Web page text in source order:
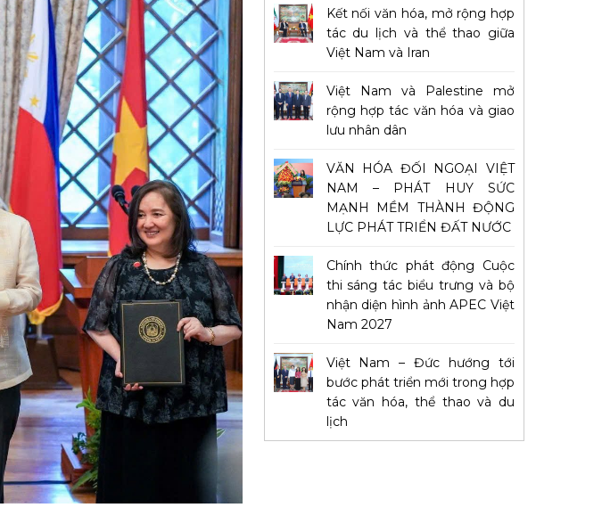
Kết nối văn hóa, mở rộng hợp
tác du lịch và thể thao giữa
Việt Nam và Iran
Việt Nam và Palestine mở
rộng hợp tác văn hóa và giao
lưu nhân dân
VĂN HÓA ĐỐI NGOẠI VIỆT
NAM – PHÁT HUY SỨC
MẠNH MỀM THÀNH ĐỘNG
LỰC PHÁT TRIỂN ĐẤT NƯỚC
Chính thức phát động Cuộc
thi sáng tác biểu trưng và bộ
nhận diện hình ảnh APEC Việt
Nam 2027
Việt Nam – Đức hướng tới
bước phát triển mới trong hợp
tác văn hóa, thể thao và du
lịch